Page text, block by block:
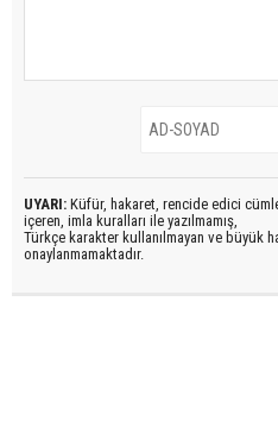
UYARI: Küfür, hakaret, rencide edici
içeren, imla kuralları ile yazılmamış,
Türkçe karakter kullanılmayan ve büyük
onaylanmamaktadır.